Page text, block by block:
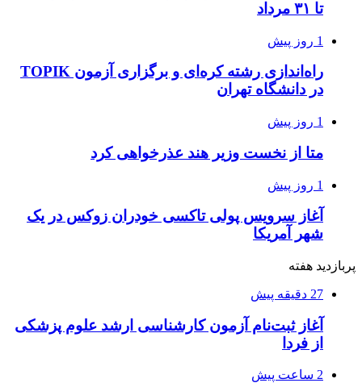
تا ۳۱ مرداد
1 روز پیش
راه‌اندازی رشته کره‌ای و برگزاری آزمون TOPIK
در دانشگاه تهران
1 روز پیش
متا از نخست وزیر هند عذرخواهی کرد
1 روز پیش
آغاز سرویس پولی تاکسی خودران زوکس در یک
شهر آمریکا
پربازدید هفته
27 دقیقه پیش
آغاز ثبت‌نام‌ آزمون کارشناسی ارشد علوم پزشکی
از فردا
2 ساعت پیش